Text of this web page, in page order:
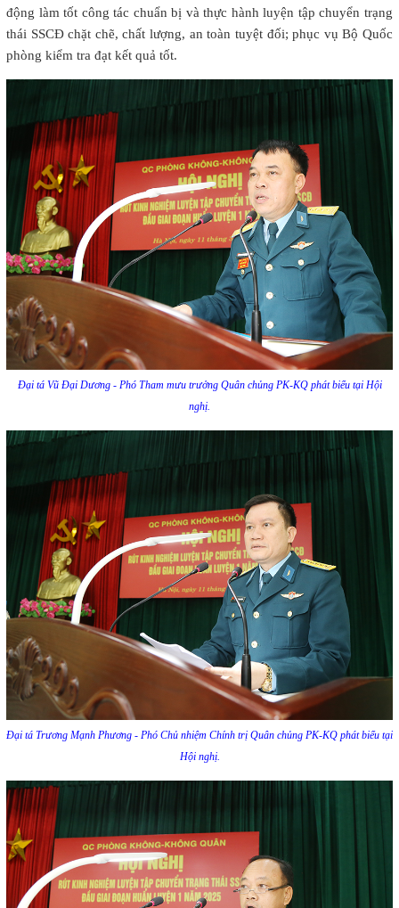
động làm tốt công tác chuẩn bị và thực hành luyện tập chuyển trạng
thái SSCĐ chặt chẽ, chất lượng, an toàn tuyệt đối; phục vụ Bộ Quốc
phòng kiểm tra đạt kết quả tốt.
Đại tá Vũ Đại Dương - Phó Tham mưu trưởng Quân chủng PK-KQ phát biểu tại Hội
nghị.
Đại tá Trương Mạnh Phương - Phó Chủ nhiệm Chính trị Quân chủng PK-KQ phát biểu tại
Hội nghị.